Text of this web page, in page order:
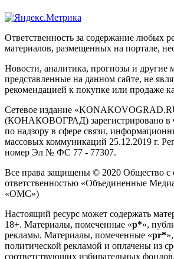
Ответственность за содержание любых
материалов, размещенных на портале,
Новости, аналитика, прогнозы и другие
представленные на данном сайте, не
рекомендацией к покупке или продаже
Сетевое издание
(КОНАКОВОГРАД) зарегистрировано в
по надзору в сфере связи,
массовых коммуникаций 25.12.2019 г.
номер Эл № ФС 77 - 77307.
Все права защищены © 2020 Общество с
ответственностью «Объединенные
«ОМС»)
Настоящий ресурс может содержать
18+. Материалы, помеченные «р*»,
рекламы. Материалы, помеченные «рr*
политической рекламой и оплачены из
соответствующих избирательных фондов.